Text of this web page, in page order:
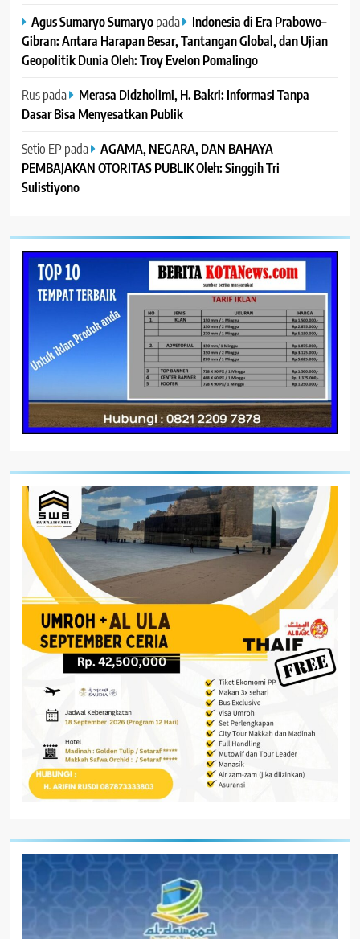
Agus Sumaryo Sumaryopada
Indonesia di Era Prabowo–
Gibran: Antara Harapan Besar, Tantangan Global, dan Ujian
Geopolitik Dunia Oleh: Troy Evelon Pomalingo
Ruspada
Merasa Didzholimi, H. Bakri: Informasi Tanpa
Dasar Bisa Menyesatkan Publik
Setio EP pada
AGAMA, NEGARA, DAN BAHAYA
PEMBAJAKAN OTORITAS PUBLIK Oleh: Singgih Tri
Sulistiyono